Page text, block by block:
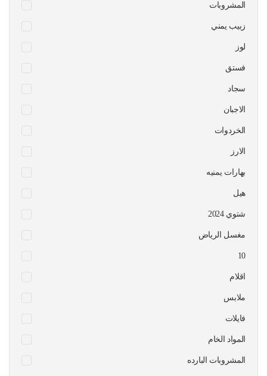
المشروبات
زبيب يمني
لوز
فستق
سجاد
الاجبان
الخردوات
الارز
بهارات يمنيه
هيل
شتوي 2024
مغسل الرياض
10
اقلام
ملابس
فايلات
المواد الخام
المشروبات البارده